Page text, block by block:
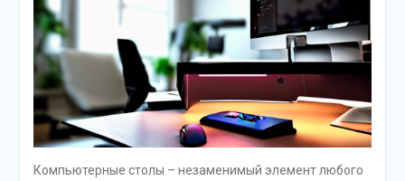
Компьютерные столы – незаменимый элемент любого